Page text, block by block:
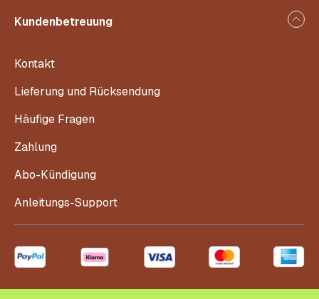
Kundenbetreuung
Kontakt
Lieferung und Rücksendung
Häufige Fragen
Zahlung
Abo-Kündigung
Anleitungs-Support